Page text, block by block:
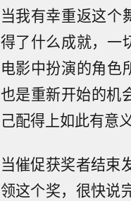
当我有幸重返这个
得了什么成就，一
电影中扮演的角色
也是重新开始的机
己配得上如此有意
当催促获奖者结束
领这个奖，很快说